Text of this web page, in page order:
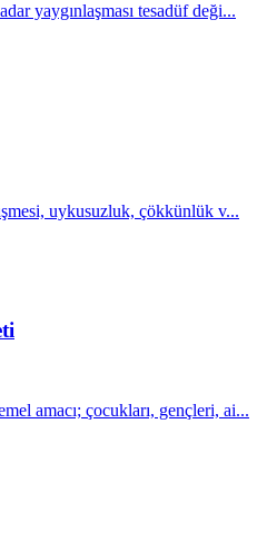
yaygınlaşması tesadüf deği...
uykusuzluk, çökkünlük v...
amacı; çocukları, gençleri, ai...